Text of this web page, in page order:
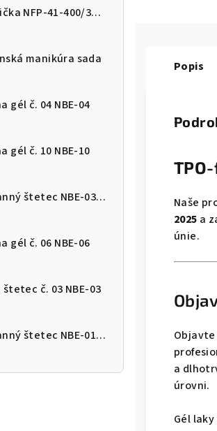
Staleks Pro Leštička NFP-41-400/3000
manikúra sada
gél č. 04 NBE-04
gél č. 10 NBE-10
Staleks Obojstranný štetec NBE-03/06
gél č. 06 NBE-06
č. 03 NBE-03
Staleks Obojstranný štetec NBE-01/03
Popis
Naše
2025 a
únie.
a
úrovni.
Gél